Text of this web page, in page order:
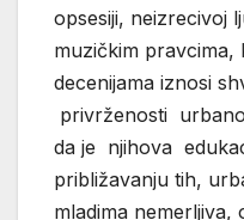
opsesiji, neizrecivoj
muzičkim
decenijama iznosi
privrženosti
da je njihova
približavanju tih,
mladima nemerljiva,